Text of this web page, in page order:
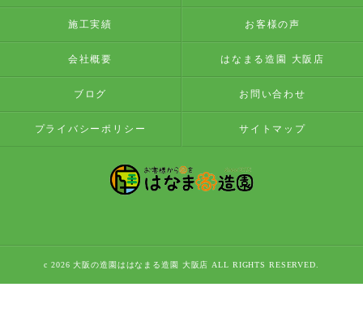
施工実績 お客様の声
会社概要 はなまる造園 大阪店
ブログ お問い合わせ
プライバシーポリシー サイトマップ
c 2026 大阪の造園ははなまる造園 大阪店 ALL RIGHTS RESERVED.